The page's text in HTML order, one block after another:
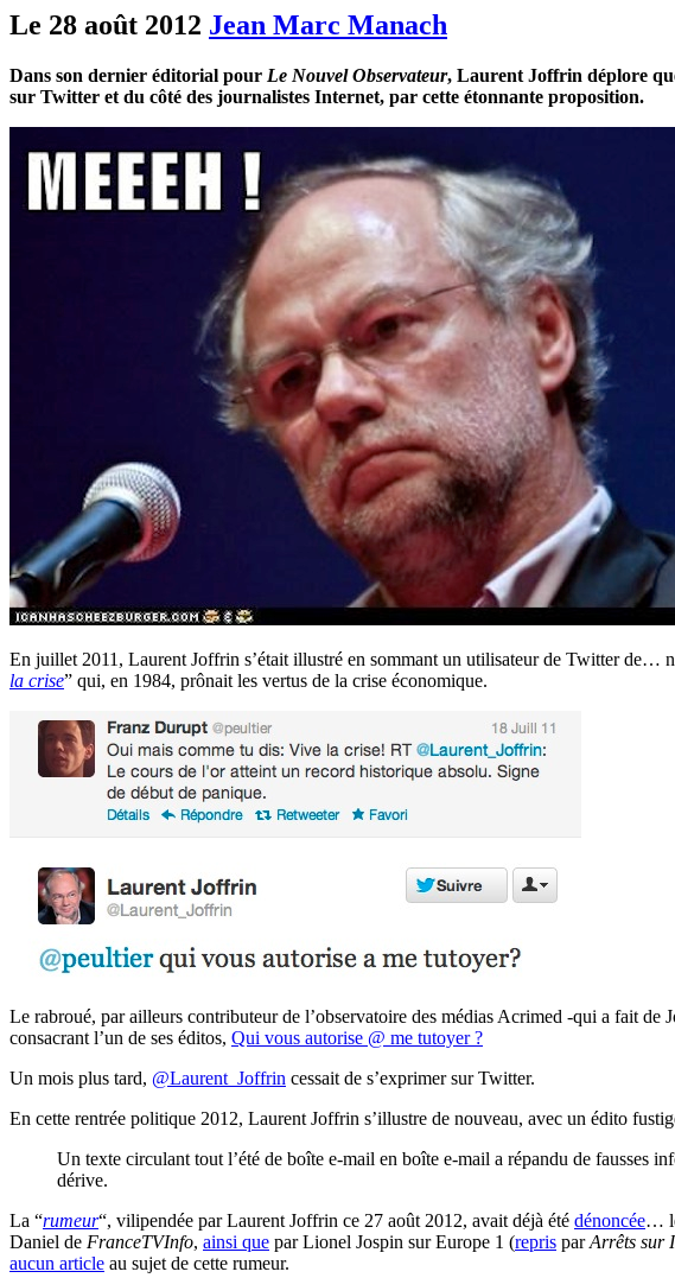
Le 28 août 2012 Jean Marc Manach
Dans son dernier éditorial pour Le Nouvel Observateur, Laurent Joffrin déplore
sur Twitter et du côté des journalistes Internet, par cette étonnante proposition.
En juillet 2011, Laurent Joffrin s’était illustré en sommant un utilisateur de Twitter de…
la crise” qui, en 1984, prônait les vertus de la crise économique.
Le rabroué, par ailleurs contributeur de l’observatoire des médias Acrimed -qui a fait de
consacrant l’un de ses éditos, Qui vous autorise @ me tutoyer ?
Un mois plus tard, @Laurent_Joffrin cessait de s’exprimer sur Twitter.
En cette rentrée politique 2012, Laurent Joffrin s’illustre de nouveau, avec un édito
Un texte circulant tout l’été de boîte e-mail en boîte e-mail a répandu de fausses
dérive.
La “rumeur“, vilipendée par Laurent Joffrin ce 27 août 2012, avait déjà été dénoncée…
Daniel de FranceTVInfo, ainsi que par Lionel Jospin sur Europe 1 (repris parArrêts sur
aucun article au sujet de cette rumeur.